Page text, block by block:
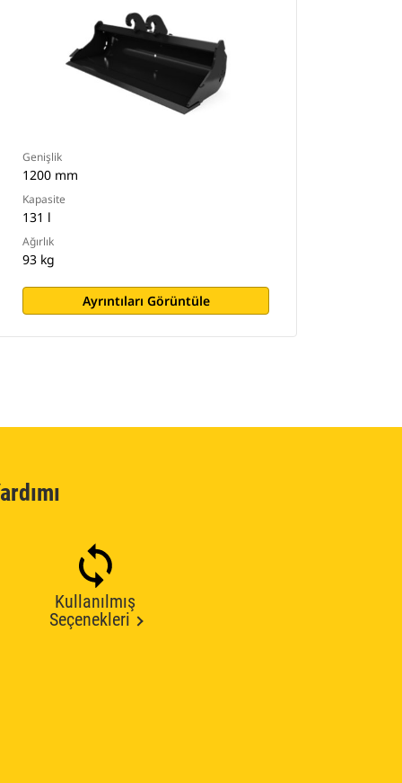
Genişlik
1200 mm
Kapasite
131 l
Ağırlık
93 kg
Ayrıntıları Görüntüle
Kullanılmış
Seçenekleri